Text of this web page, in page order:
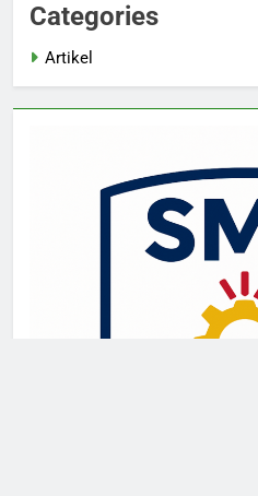
Categories
Artikel